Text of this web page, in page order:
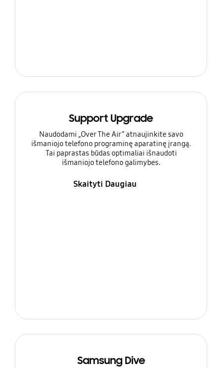
Support Upgrade
Naudodami „Over The Air“ atnaujinkite savo
išmaniojo telefono programinę aparatinę įrangą.
Tai paprastas būdas optimaliai išnaudoti
išmaniojo telefono galimybes.
Skaityti Daugiau
Samsung Dive